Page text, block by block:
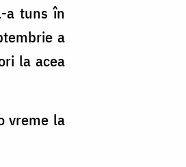
a tuns în
a
la acea
vreme la